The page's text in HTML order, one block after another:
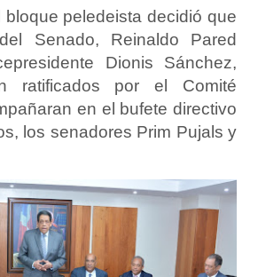
bloque peledeista decidió que
Senado, Reinaldo Pared
Dionis Sánchez,
ratificados por el Comité
en el bufete directivo
los senadores Prim Pujals y